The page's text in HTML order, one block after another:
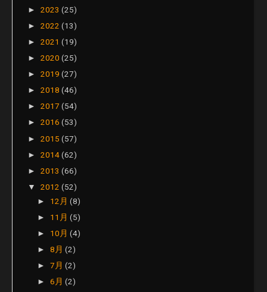
► 2023 (25)
► 2022 (13)
► 2021 (19)
► 2020 (25)
► 2019 (27)
► 2018 (46)
► 2017 (54)
► 2016 (53)
► 2015 (57)
► 2014(62)
► 2013 (66)
▼ 2012 (52)
► 12月(8)
► 11月(5)
► 10月(4)
►8月(2)
►7月(2)
►6月(2)